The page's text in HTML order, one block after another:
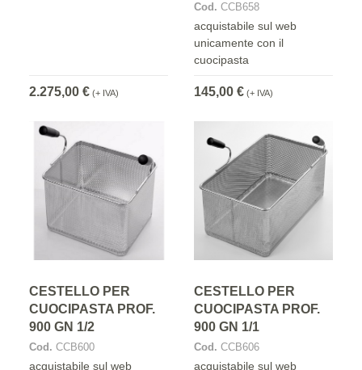
2.275,00 € (+ IVA)
Cod. CCB658
acquistabile sul web
unicamente con il
cuocipasta
145,00 € (+ IVA)
CESTELLO PER
CUOCIPASTA PROF.
900 GN 1/2
Cod. CCB600
acquistabile sul web
CESTELLO PER
CUOCIPASTA PROF.
900 GN 1/1
Cod. CCB606
acquistabile sul web